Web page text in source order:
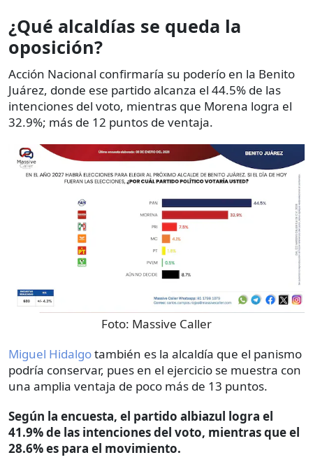
¿Qué alcaldías se queda la
oposición?
Acción Nacional confirmaría su poderío en la Benito
Juárez, donde ese partido alcanza el 44.5% de las
intenciones del voto, mientras que Morena logra el
32.9%; más de 12 puntos de ventaja.
Foto: Massive Caller
Miguel Hidalgotambién es la alcaldía que el panismo
podría conservar, pues en el ejercicio se muestra con
una amplia ventaja de poco más de 13 puntos.
Según la encuesta, el partido albiazul logra el
41.9% de las intenciones del voto, mientras que el
28.6% es para el movimiento.